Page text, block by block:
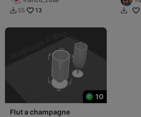
 55 13 
10
Flut a champagne